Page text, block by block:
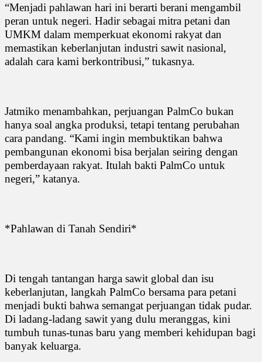
“Menjadi pahlawan hari ini berarti berani mengambil
peran untuk negeri. Hadir sebagai mitra petani dan
UMKM dalam memperkuat ekonomi rakyat dan
memastikan keberlanjutan industri sawit nasional,
adalah cara kami berkontribusi,” tukasnya.
Jatmiko menambahkan, perjuangan PalmCo bukan
hanya soal angka produksi, tetapi tentang perubahan
cara pandang. “Kami ingin membuktikan bahwa
pembangunan ekonomi bisa berjalan seiring dengan
pemberdayaan rakyat. Itulah bakti PalmCo untuk
negeri,” katanya.
*Pahlawan di Tanah Sendiri*
Di tengah tantangan harga sawit global dan isu
keberlanjutan, langkah PalmCo bersama para petani
menjadi bukti bahwa semangat perjuangan tidak pudar.
Di ladang-ladang sawit yang dulu meranggas, kini
tumbuh tunas-tunas baru yang memberi kehidupan bagi
banyak keluarga.